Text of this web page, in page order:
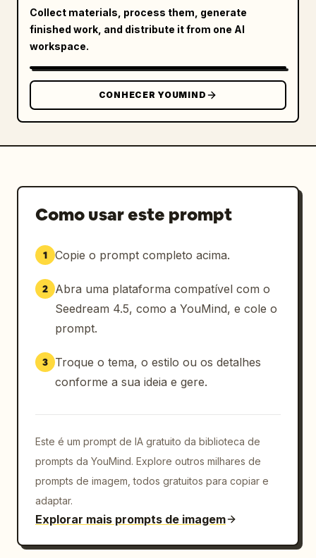
Collect materials, process them, generate
finished work, and distribute it from one AI
workspace.
CONHECER YOUMIND
Como usar este prompt
1 Copie o prompt completo acima.
2
Abra uma plataforma compatível com o
Seedream 4.5, como a YouMind, e cole o
prompt.
3
Troque o tema, o estilo ou os detalhes
conforme a sua ideia e gere.
Este é um prompt de IA gratuito da biblioteca de
prompts da YouMind. Explore outros milhares de
prompts de imagem, todos gratuitos para copiar e
adaptar.
Explorar mais prompts de imagem